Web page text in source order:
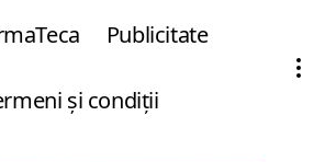
Publicitate
şi condiţii